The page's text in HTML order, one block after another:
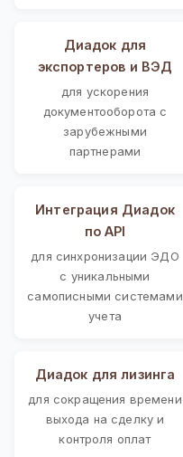
Диадок для
экспортеров и ВЭД
для ускорения
документооборота с
зарубежными
партнерами
Интеграция Диадок
по API
для синхронизации ЭДО
с уникальными
самописными системами
учета
Диадок для лизинга
для сокращения времени
выхода на сделку и
контроля оплат